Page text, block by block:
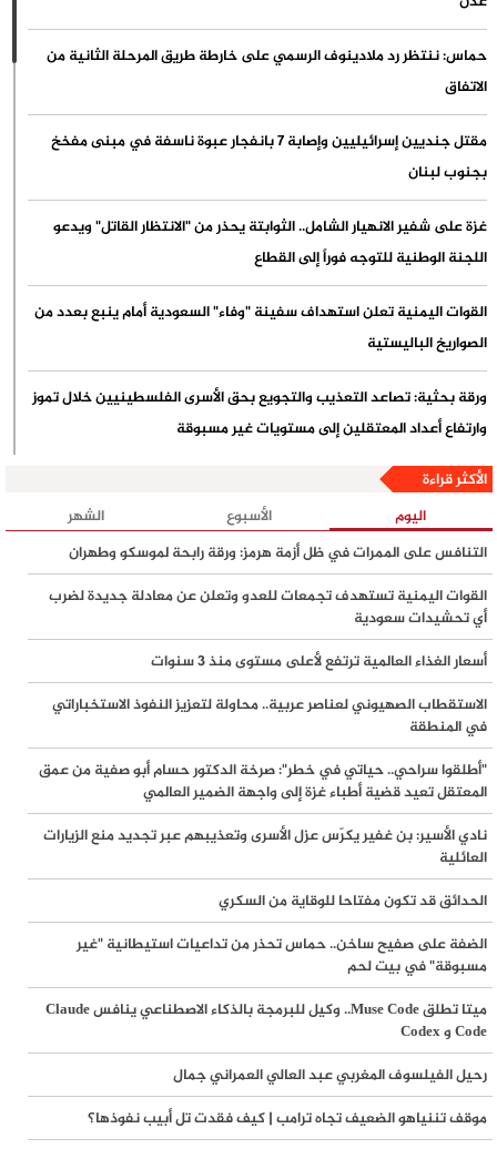
حماس: ننتظر رد ملادينوف الرسمي على خارطة طريق المرحلة الثانية من
الاتفاق
مقتل جنديين إسرائيليين وإصابة 7 بانفجار عبوة ناسفة في مبنى مفخخ
بجنوب لبنان
غزة على شفير الانهيار الشامل.. الثوابتة يحذر من "الانتظار القاتل" ويدعو
اللجنة الوطنية للتوجه فوراً إلى القطاع
القوات اليمنية تعلن استهداف سفينة "وفاء" السعودية أمام ينبع بعدد من
الصواريخ الباليستية
ورقة بحثية: تصاعد التعذيب والتجويع بحق الأسرى الفلسطينيين خلال تموز
وارتفاع أعداد المعتقلين إلى مستويات غير مسبوقة
الشيخ قاسم: الخيار الوحيد أمام العدو هو الانسحاب الكامل وسينسحب ولن
يستقر في لبنان
آلاف المفقودين تحت الأنقاض.. انتشال 8 شهداء من جنوب مدينة غزة
فلسطينيًا منذ بدء سريانه
القوات اليمنية تقصف هدفاً سعودياً حساساً في مطار نجران
دراسة لجامعة تل أبيب: الهجرة من إسرائيل عند مستويات قياسية وتحذيرات
من اتساع نزيف الكفاءات
ملادينوف ولايتستون يبدآن تحركات المرحلة الثانية من اتفاق غزة.. وطلب
أمريكي بوقف الهجمات الإسرائيلية
الأمم المتحدة: 10% من سكان غزة على أعتاب المجاعة وتحذيرات من تدهور
كارثي حال تراجع المساعدات
الصحة في غزة: أدوية السرطان وأمراض الدم تتصدر قائمة النقص الدوائي
وتحذيرات من توقف خدمات حيوية
مخطط استيطاني جديد في الأغوار الشمالية يهدد بنزع السيطرة عن نصف
مساحة طوباس.. والاحتلال يواصل سياسة الهدم في رام الله وجنين
الأكثر قراءة
اليوم
الأسبوع
الشهر
التنافس على الممرات في ظل أزمة هرمز: ورقة رابحة لموسكو وطهران
القوات اليمنية تستهدف تجمعات للعدو وتعلن عن معادلة جديدة لضرب
أي تحشيدات سعودية
أسعار الغذاء العالمية ترتفع لأعلى مستوى منذ 3 سنوات
الاستقطاب الصهيوني لعناصر عربية.. محاولة لتعزيز النفوذ الاستخباراتي
في المنطقة
"أطلقوا سراحي.. حياتي في خطر": صرخة الدكتور حسام أبو صفية من عمق
المعتقل تعيد قضية أطباء غزة إلى واجهة الضمير العالمي
نادي الأسير: بن غفير يكرّس عزل الأسرى وتعذيبهم عبر تجديد منع الزيارات
العائلية
الحدائق قد تكون مفتاحا للوقاية من السكري
الضفة على صفيح ساخن.. حماس تحذر من تداعيات استيطانية "غير
مسبوقة" في بيت لحم
ميتا تطلق Muse Code.. وكيل للبرمجة بالذكاء الاصطناعي ينافس Claude
Code و Codex
رحيل الفيلسوف المغربي عبد العالي العمراني جمال
موقف تننياهو الضعيف تجاه ترامب | كيف فقدت تل أبيب نفوذها؟